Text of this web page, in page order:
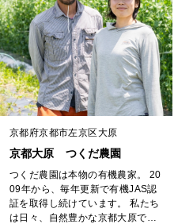
京都府京都市左京区大原
京都大原 つくだ農園
つくだ農園は本物の有機農家。 20
09年から、毎年更新で有機JAS認
証を取得し続けています。 私たち
は日々、自然豊かな京都大原で心